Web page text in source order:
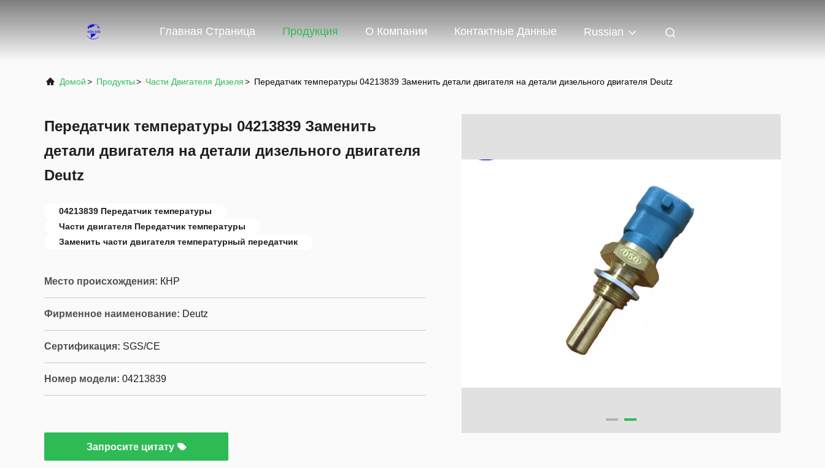
Главная Страница Продукция О Компании Контактные Данные Russian
Домой> Продукты> Части Двигателя Дизеля> Передатчик температуры 04213839 Заменить детали двигателя на детали дизельного двигателя Deutz
Передатчик температуры 04213839 Заменить
детали двигателя на детали дизельного двигателя
Deutz
04213839 Передатчик температуры
Части двигателя Передатчик температуры
Заменить части двигателя температурный передатчик
Место происхождения: КНР
Фирменное наименование: Deutz
Сертификация: SGS/CE
Номер модели: 04213839
Запросите цитату